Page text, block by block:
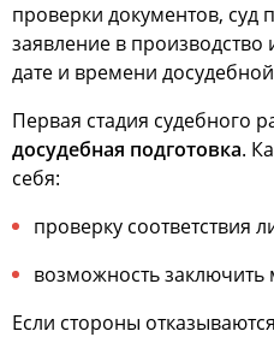
проверки документов, суд
заявление в производство
дате и времени
Первая стадия судебного
досудебная подготовка.
себя:
проверку соответствия
возможность
Если стороны